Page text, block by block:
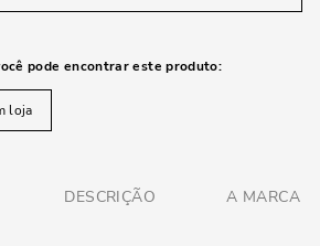
pode encontrar este produto:
loja
DESCRIÇÃO A MARCA